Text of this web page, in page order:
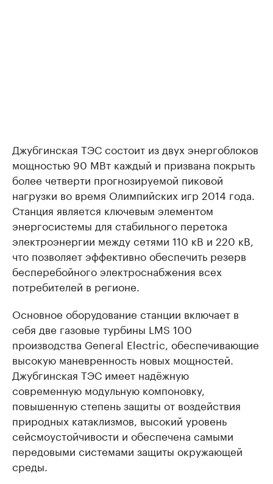
Джубгинская ТЭС состоит из двух энергоблоков
мощностью 90 МВт каждый и призвана покрыть
более четверти прогнозируемой пиковой
нагрузки во время Олимпийских игр 2014 года.
Станция является ключевым элементом
энергосистемы для стабильного перетока
электроэнергии между сетями 110 кВ и 220 кВ,
что позволяет эффективно обеспечить резерв
бесперебойного электроснабжения всех
потребителей в регионе.
Основное оборудование станции включает в
себя две газовые турбины LMS 100
производства General Electric, обеспечивающие
высокую маневренность новых мощностей.
Джубгинская ТЭС имеет надёжную
современную модульную компоновку,
повышенную степень защиты от воздействия
природных катаклизмов, высокий уровень
сейсмоустойчивости и обеспечена самыми
передовыми системами защиты окружающей
среды.